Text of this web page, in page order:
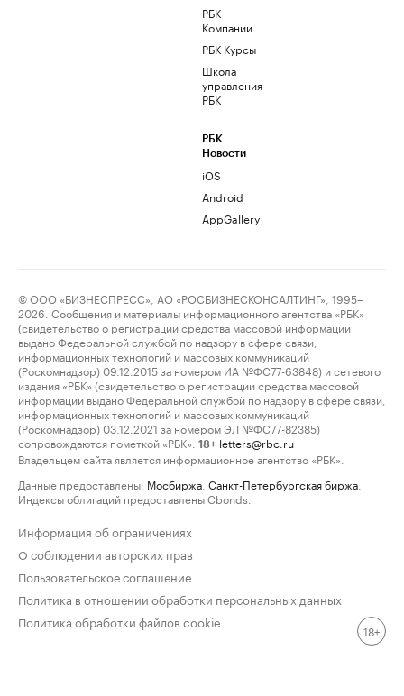
РБК
Компании
РБК Курсы
Школа
управления
РБК
РБК
Новости
iOS
Android
AppGallery
© ООО «БИЗНЕСПРЕСС», АО «РОСБИЗНЕСКОНСАЛТИНГ», 1995–
2026. Сообщения и материалы информационного агентства «РБК»
(свидетельство о регистрации средства массовой информации
выдано Федеральной службой по надзору в сфере связи,
информационных технологий и массовых коммуникаций
(Роскомнадзор) 09.12.2015 за номером ИА №ФС77-63848) и сетевого
издания «РБК» (свидетельство о регистрации средства массовой
информации выдано Федеральной службой по надзору в сфере связи,
информационных технологий и массовых коммуникаций
(Роскомнадзор) 03.12.2021 за номером ЭЛ №ФС77-82385)
сопровождаются пометкой «РБК».
18+ letters@rbc.ru
Владельцем сайта является информационное агентство «РБК».
Данные предоставлены: Мосбиржа Санкт-Петербургская биржа
Индексы облигаций предоставлены Cbonds.
Информация об ограничениях
О соблюдении авторских прав
Пользовательское соглашение
Политика в отношении обработки персональных данных
Политика обработки файлов cookie
18+